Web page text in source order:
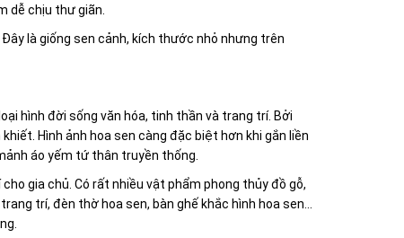
dễ chịu thư giãn.
là giống sen cảnh, kích thước nhỏ nhưng trên
hình đời sống văn hóa, tinh thần và trang trí. Bởi
Hình ảnh hoa sen càng đặc biệt hơn khi gắn liền
áo yếm tứ thân truyền thống.
gia chủ. Có rất nhiều vật phẩm phong thủy đồ gỗ,
trí, đèn thờ hoa sen, bàn ghế khắc hình hoa sen...